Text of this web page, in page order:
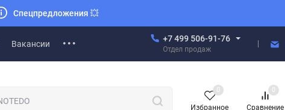
Спецпредложения 💥
Вакансии
+7 499 506-91-76
Отдел продаж
Избранное
0
Сравнение
0